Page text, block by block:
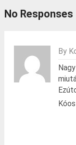
No Responses
By